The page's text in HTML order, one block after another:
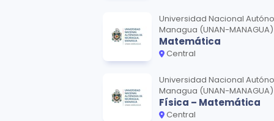
Universidad Nacional
Managua (UNAN-MANAGUA)
Matemática
Central
Universidad Nacional
Managua (UNAN-MANAGUA)
Física – Matemática
Central